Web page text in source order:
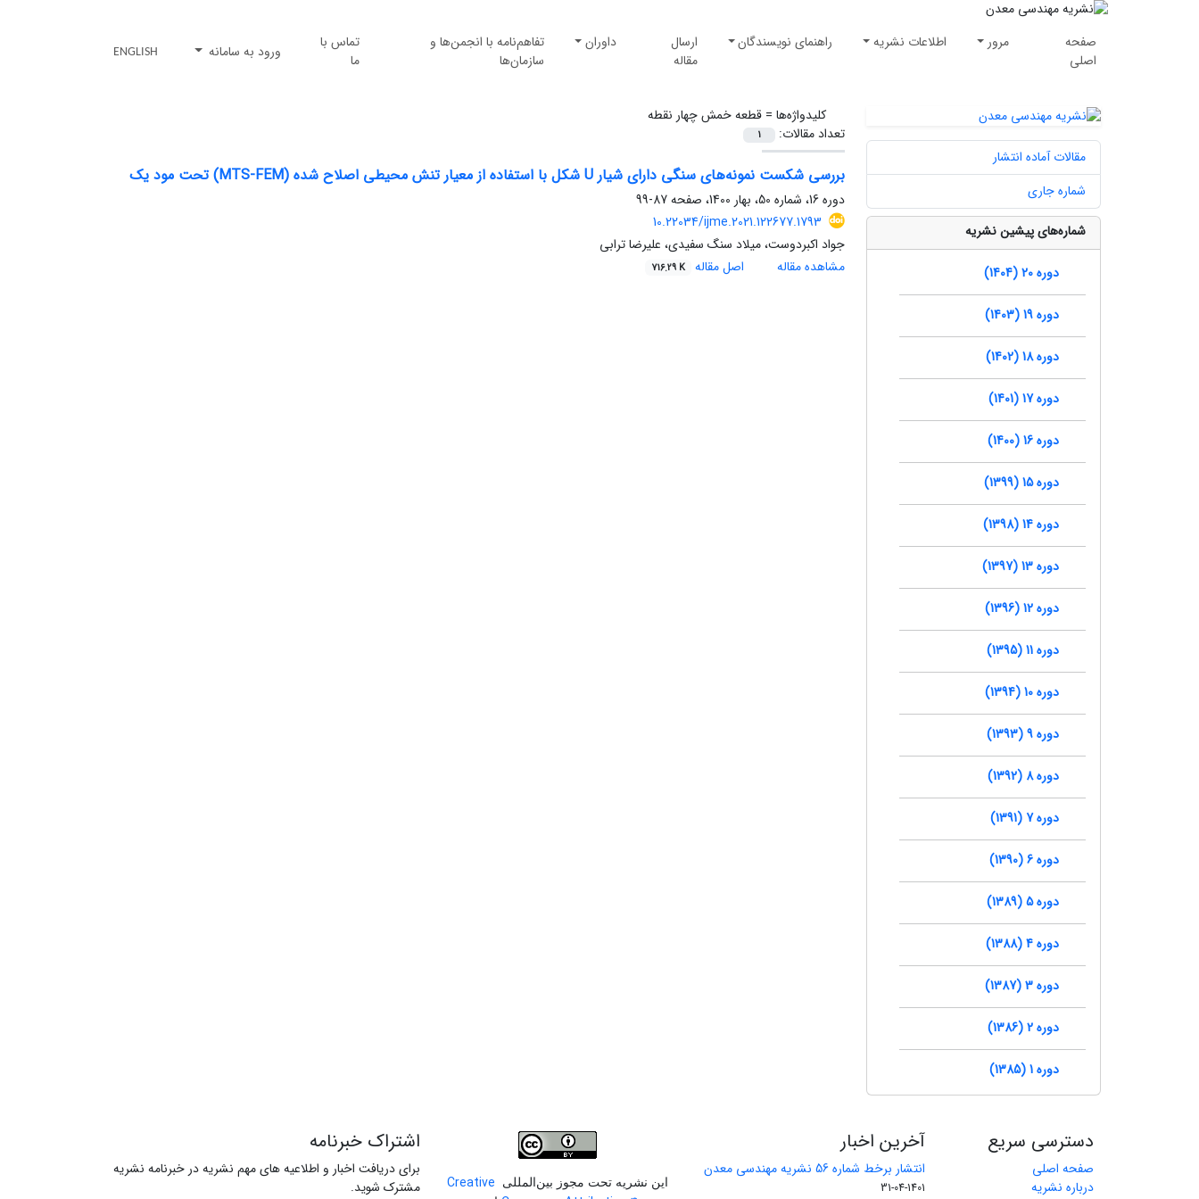
صفحه
اصلی
مرور اطلاعات نشریه راهنمای نویسندگان
ارسال
مقاله
داوران
تفاهم‌نامه با انجمن‌ها و
سازمان‌ها
تماس با
ما
ورود به سامانه ENGLISH
کلیدواژه‌ها =قطعه خمش چهار نقطه
تعداد مقالات:
1
بررسی شکست نمونه‌های سنگی دارای شیار U شکل با استفاده از معیار تنش محیطی اصلاح شده (MTS-FEM) تحت مود یک
دوره 16، شماره 50، بهار 1400، صفحه
87-99
10.22034/ijme.2021.122677.1793
جواد اکبردوست، میلاد سنگ سفیدی، علیرضا ترابی
مشاهده مقاله
اصل مقاله 716.29 K
مقالات آماده انتشار
شماره جاری
شماره‌های پیشین نشریه
دوره 20 (1404)
دوره 19 (1403)
دوره 18 (1402)
دوره 17 (1401)
دوره 16 (1400)
دوره 15 (1399)
دوره 14 (1398)
دوره 13 (1397)
دوره 12 (1396)
دوره 11 (1395)
دوره 10 (1394)
دوره 9 (1393)
دوره 8 (1392)
دوره 7 (1391)
دوره 6 (1390)
دوره 5 (1389)
دوره 4 (1388)
دوره 3 (1387)
دوره 2 (1386)
دوره 1 (1385)
دسترسی سریع
صفحه اصلی
درباره نشریه
آخرین اخبار
انتشار برخط شماره 56 نشریه مهندسی معدن
1401-04-31 این نشریه تحت مجوز بین‌المللی
Creative
اشتراک خبرنامه
برای دریافت اخبار و اطلاعیه های مهم نشریه در خبرنامه نشریه
مشترک شوید.